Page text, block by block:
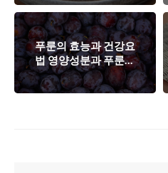
푸룬의 효능과 건강요
법 영양성분과 푸룬을
이용한 변비 탈출